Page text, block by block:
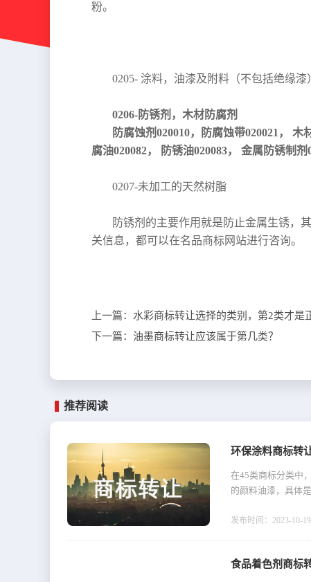
粉。
0205- 涂料，油漆及附料（不包括绝缘漆
0206-防锈剂，木材防腐剂
防腐蚀剂020010，防腐蚀带020021，
腐油020082， 防锈油020083， 金属防锈制
0207-未加工的天然树脂
防锈剂的主要作用就是防止金属生锈，
关信息，都可以在名品商标网站进行咨询。
上一篇： 水彩商标转让选择的类别，第2类才是
下一篇： 油墨商标转让应该属于第几类？
环保涂料商标转
在45类商标分类中
的颜料油漆，具体
发布时间：2023-10-
食品着色剂商标
推荐阅读